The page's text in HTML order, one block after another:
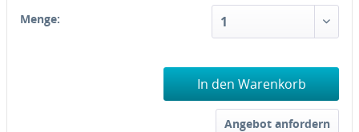
Menge:
In den Warenkorb
Angebot anfordern